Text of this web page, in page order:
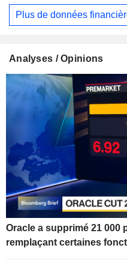
Plus de données
Analyses / Opinions
Oracle a supprimé 21 000
remplaçant certaines